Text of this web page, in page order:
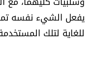
يفعل الشيء نفسه
للغاية لتلك